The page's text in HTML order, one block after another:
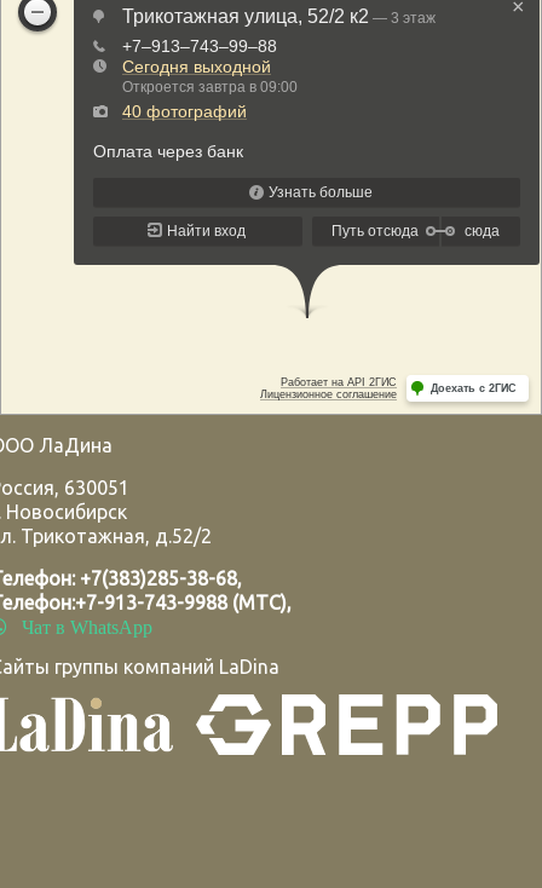
ЛаДина
, 630051
Новосибирск
Трикотажная, д.52/2
+7(383)285-38-68,
+7-913-743-9988 (МТС),
Чат в WhatsApp
группы компаний LaDina